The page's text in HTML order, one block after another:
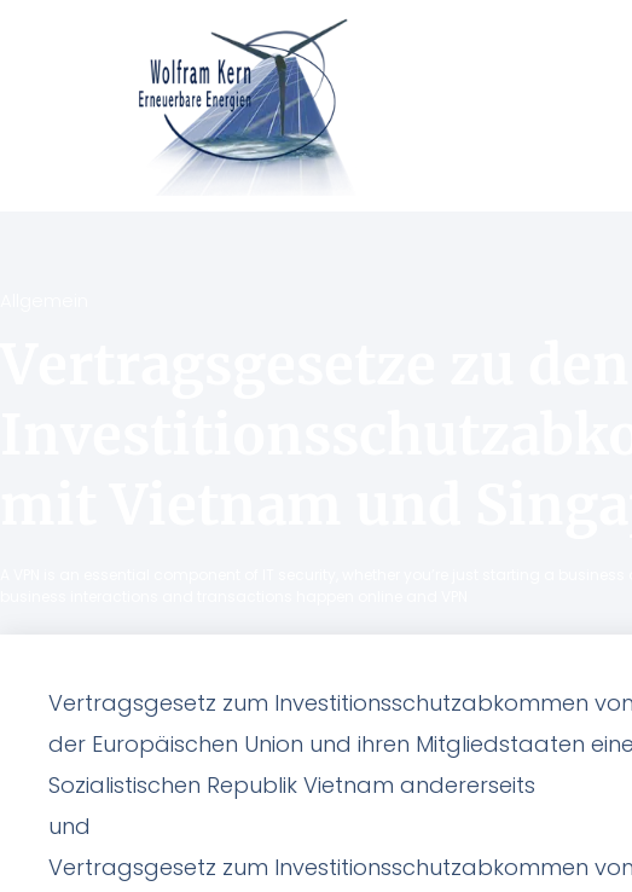
Vertragsgesetz zum Investitionsschutzabkommen
der Europäischen Union und ihren Mitgliedstaaten
Sozialistischen Republik Vietnam andererseits
und
Vertragsgesetz zum Investitionsschutzabkommen